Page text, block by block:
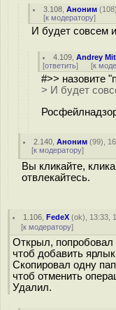
3.108 ,Аноним (108
[к модератору]
И будет совсем
4.109 ,Andrey
[ответить] [к
#>> назовите
> И будет
2.140 ,Аноним (99),
[к модератору]
Вы кликайте,
отвлекайтесь.
1.106 ,FedeX (ok), 13:33,
[к модератору]
Открыл, попробовал
чтоб добавить
Скопировал одну
чтоб отменить
Удалил.